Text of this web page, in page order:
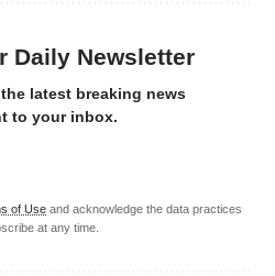
Daily Newsletter
latest breaking news
to your inbox.
of Use and acknowledge the data practices
at any time.